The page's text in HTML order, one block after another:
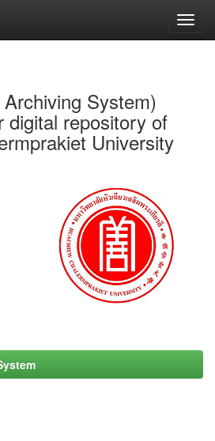
System)
digital repository of
University